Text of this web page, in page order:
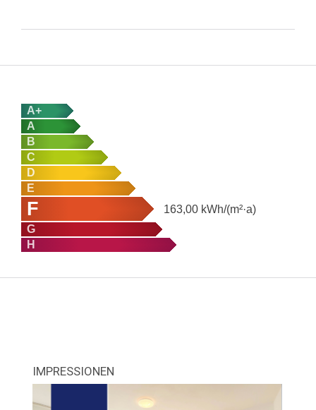
A+
A
B
C
D
E
F 163,00 kWh/(m²·a)
G
H
IMPRESSIONEN